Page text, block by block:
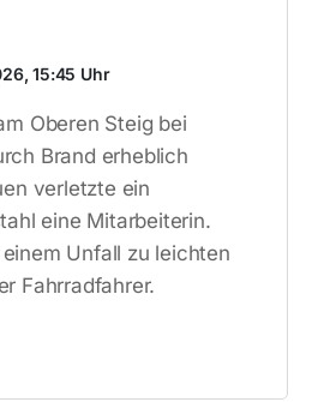
15:45 Uhr
Oberen Steig bei
Brand erheblich
verletzte ein
eine Mitarbeiterin.
Unfall zu leichten
Fahrradfahrer.